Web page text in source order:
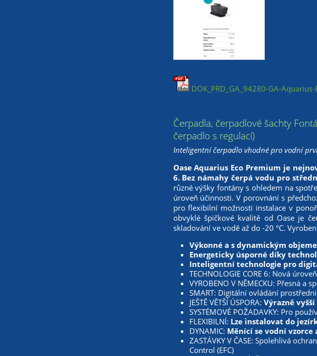
DOK_PRD_GA_94280-GA-
Čerpadla, čerpadlové šachty
čerpadlo s regulací)
Inteligentní čerpadlo vhodné pro vodní
Oase Aquarius Eco Premium je
6. Bez námahy čerpá vodu pro
různé výšky fontány s ohledem na
úroveň účinnosti. V porovnání s
pro flexibilní možnosti instalace v
obvyklé špičkové kvalitě od Oase je
skladování ve vodě až do -20 °C.
Výkonné a s dynamickým
Energeticky úsporné díky
Inteligentní technologie pro
TECHNOLOGIE CORE 6: Nová
VYROBENO V NĚMECKU: Přesná
SMART: Digitální ovládání
JEŠTĚ VĚTŠÍ ÚSPORA: Výrazně
SYSTÉMOVÉ POŽADAVKY: Pro
FLEXIBILNÍ: Lze instalovat do
DYNAMIC: Měnící se vodní
ZASTÁVKY V ČASE: Spolehlivá
Control (EFC)